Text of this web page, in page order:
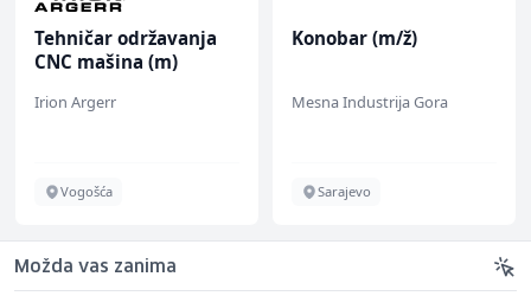
Tehničar održavanja
CNC mašina (m)
Irion Argerr
Vogošća
Konobar (m/ž)
Mesna Industrija Gora
Sarajevo
Možda vas zanima